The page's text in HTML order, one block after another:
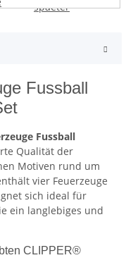
Fussball
Fussball
Qualität der
Motiven rund um
vier Feuerzeuge
sich ideal für
ein langlebiges und
CLIPPER®